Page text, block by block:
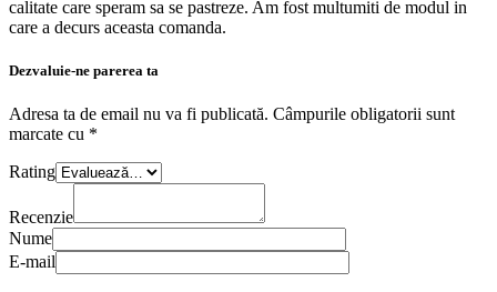
calitate care speram sa se pastreze. Am fost multumiti de modul in
care a decurs aceasta comanda.
Dezvaluie-ne parerea ta
Adresa ta de email nu va fi publicată. Câmpurile obligatorii sunt
marcate cu *
Rating
Recenzie
Nume
E-mail